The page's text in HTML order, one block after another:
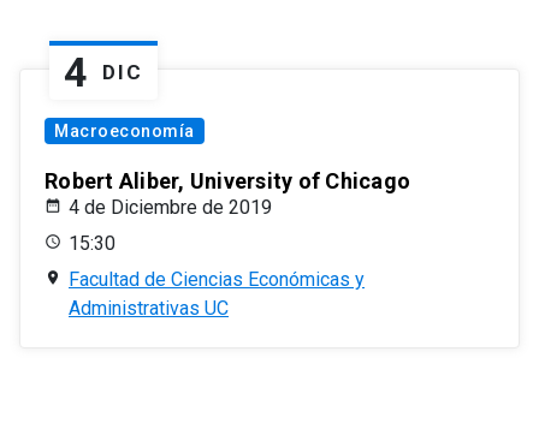
4 DIC
Macroeconomía
Robert Aliber, University of Chicago
4 de Diciembre de 2019
15:30
Facultad de Ciencias Económicas y
Administrativas UC